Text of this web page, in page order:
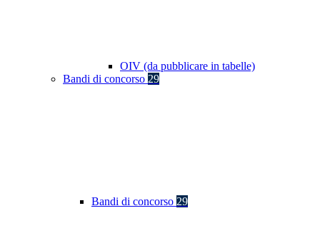
OIV (da pubblicare in tabelle)
Bandi di concorso 29
Bandi di concorso 29